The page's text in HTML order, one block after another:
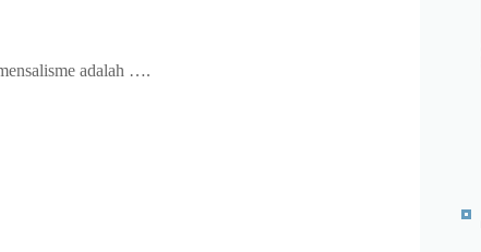
adalah ….